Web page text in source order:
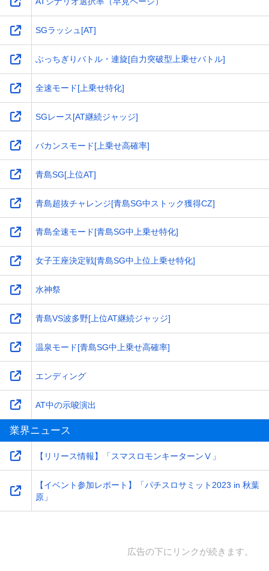
SGラッシュ[AT]
ぶっちぎりバトル・連旋[自力突破型上乗せバトル]
全速モード[上乗せ特化]
SGレース[AT継続ジャッジ]
バカンスモード[上乗せ高確率]
青島SG[上位AT]
青島超抜チャレンジ[青島SG中ストック獲得CZ]
青島全速モード[青島SG中上乗せ特化]
女子王座決定戦[青島SG中上位上乗せ特化]
水神祭
青島VS波多野[上位AT継続ジャッジ]
温泉モード[青島SG中上乗せ高確率]
エンディング
AT中の示唆演出
業界ニュース
【リリース情報】「スマスロモンキーターンⅤ」
【イベント参加レポート】「パチスロサミット2023 in 秋葉
原」
広告の下にリンクが続きます。